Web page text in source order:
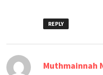
REPLY
Muthmainnah